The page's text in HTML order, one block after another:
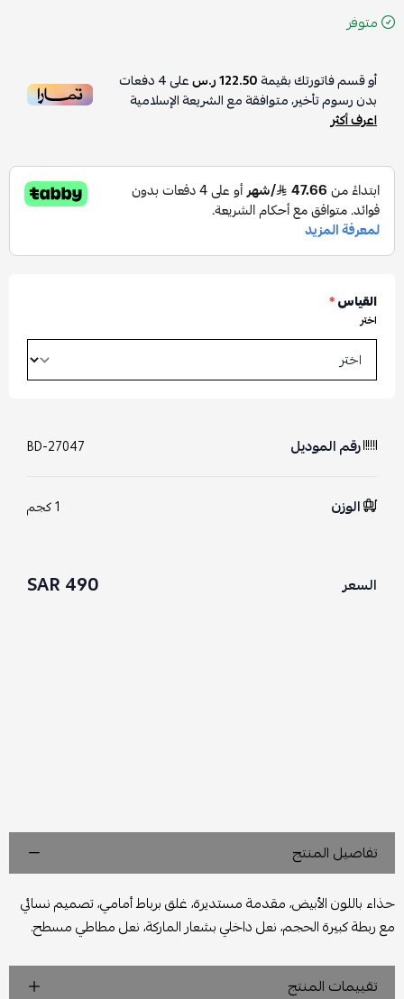
متوفر
أو قسم فاتورتك بقيمة122.50 ر.س على4دفعات
بدون رسوم تأخير، متوافقة مع الشريعة الإسلامية
اعرف أكثر
القياس*
اختر
رقم الموديل BD-27047
الوزن 1 كجم
السعر 490 SAR
تفاصيل المنتج
حذاء باللون الأبيض، مقدمة مستديرة، غلق برباط أمامي، تصميم نسائي
مع ربطة كبيرة الحجم، نعل داخلي بشعار الماركة، نعل مطاطي مسطح.
تقييمات المنتج